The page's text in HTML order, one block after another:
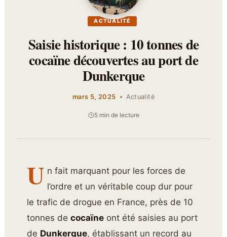
ACTUALITÉ
Saisie historique : 10 tonnes de
cocaïne découvertes au port de
Dunkerque
mars 5, 2025 Actualité
5 min de lecture
U n fait marquant pour les forces de
l’ordre et un véritable coup dur pour
le trafic de drogue en France, près de 10
tonnes decocaïne ont été saisies au port
de Dunkerque, établissant un record au